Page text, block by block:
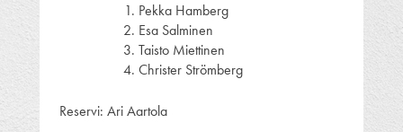
Pekka Hamberg
Esa Salminen
Taisto Miettinen
Christer Strömberg
Reservi: Ari Aartola